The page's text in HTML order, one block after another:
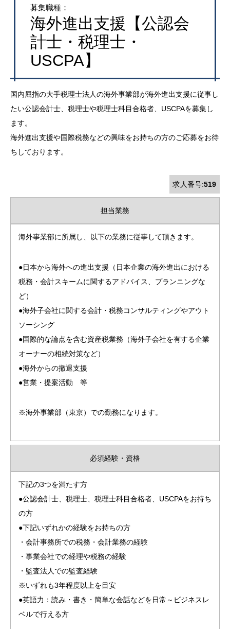
募集職種：
海外進出支援【公認会
計士・税理士・
USCPA】
国内屈指の大手税理士法人の海外事業部が海外進出支援に従事し
たい公認会計士、税理士や税理士科目合格者、USCPAを募集し
ます。
海外進出支援や国際税務などの興味をお持ちの方のご応募をお待
ちしております。
求人番号:519
担当業務
海外事業部に所属し、以下の業務に従事して頂きます。
●日本から海外への進出支援（日本企業の海外進出における
税務・会計スキームに関するアドバイス、プランニングな
ど）
●海外子会社に関する会計・税務コンサルティングやアウト
ソーシング
●国際的な論点を含む資産税業務（海外子会社を有する企業
オーナーの相続対策など）
●海外からの撤退支援
●営業・提案活動 等
※海外事業部（東京）での勤務になります。
必須経験・資格
下記の3つを満たす方
●公認会計士、税理士、税理士科目合格者、USCPAをお持ち
の方
●下記いずれかの経験をお持ちの方
・会計事務所での税務・会計業務の経験
・事業会社での経理や税務の経験
・監査法人での監査経験
※いずれも3年程度以上を目安
●英語力：読み・書き・簡単な会話などを日常～ビジネスレ
ベルで行える方